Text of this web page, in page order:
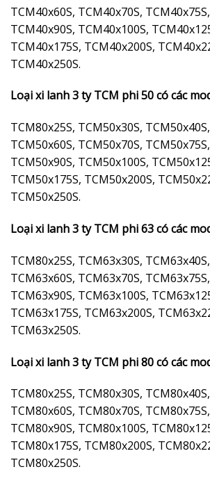
TCM40x60S, TCM40x70S,
TCM40x90S, TCM40x100S,
TCM40x175S, TCM40x200S,
TCM40x250S.
Loại xi lanh 3 ty TCM phi 50 có các
TCM80x25S, TCM50x30S,
TCM50x60S, TCM50x70S,
TCM50x90S, TCM50x100S,
TCM50x175S, TCM50x200S,
TCM50x250S.
Loại xi lanh 3 ty TCM phi 63 có các
TCM80x25S, TCM63x30S,
TCM63x60S, TCM63x70S,
TCM63x90S, TCM63x100S,
TCM63x175S, TCM63x200S,
TCM63x250S.
Loại xi lanh 3 ty TCM phi 80 có các
TCM80x25S, TCM80x30S,
TCM80x60S, TCM80x70S,
TCM80x90S, TCM80x100S,
TCM80x175S, TCM80x200S,
TCM80x250S.